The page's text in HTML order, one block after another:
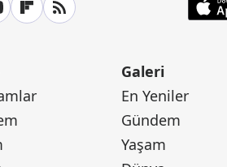
Galeri
En Yeniler
Gündem
Yaşam